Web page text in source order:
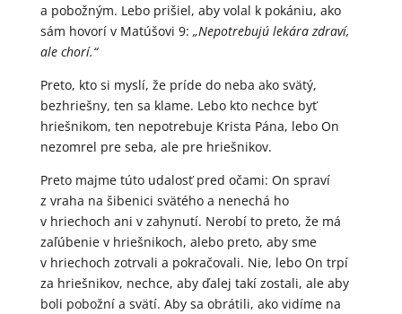
a pobožným. Lebo prišiel, aby volal k pokániu, ako
sám hovorí v Matúšovi 9: „Nepotrebujú lekára zdraví,
ale chorí.“
Preto, kto si myslí, že príde do neba ako svätý,
bezhriešny, ten sa klame. Lebo kto nechce byť
hriešnikom, ten nepotrebuje Krista Pána, lebo On
nezomrel pre seba, ale pre hriešnikov.
Preto majme túto udalosť pred očami: On spraví
z vraha na šibenici svätého a nenechá ho
v hriechoch ani v zahynutí. Nerobí to preto, že má
zaľúbenie v hriešnikoch, alebo preto, aby sme
v hriechoch zotrvali a pokračovali. Nie, lebo On trpí
za hriešnikov, nechce, aby ďalej takí zostali, ale aby
boli pobožní a svätí. Aby sa obrátili, ako vidíme na